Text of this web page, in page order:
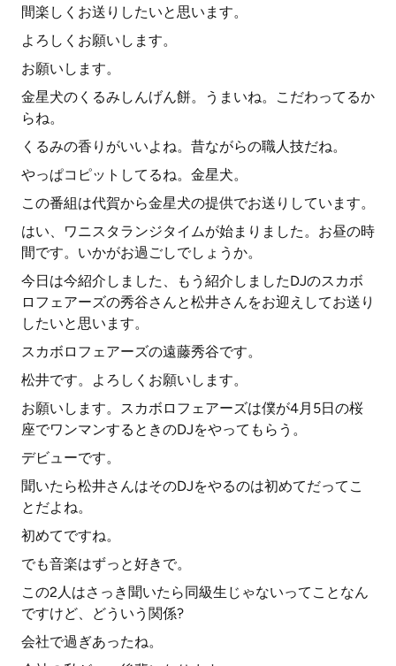
間楽しくお送りしたいと思います。
よろしくお願いします。
お願いします。
金星犬のくるみしんげん餅。うまいね。こだわってるか
らね。
くるみの香りがいいよね。昔ながらの職人技だね。
やっぱコピットしてるね。金星犬。
この番組は代賀から金星犬の提供でお送りしています。
はい、ワニスタランジタイムが始まりました。お昼の時
間です。いかがお過ごしでしょうか。
今日は今紹介しました、もう紹介しましたDJのスカボ
ロフェアーズの秀谷さんと松井さんをお迎えしてお送り
したいと思います。
スカボロフェアーズの遠藤秀谷です。
松井です。よろしくお願いします。
お願いします。スカボロフェアーズは僕が4月5日の桜
座でワンマンするときのDJをやってもらう。
デビューです。
聞いたら松井さんはそのDJをやるのは初めてだってこ
とだよね。
初めてですね。
でも音楽はずっと好きで。
この2人はさっき聞いたら同級生じゃないってことなん
ですけど、どういう関係?
会社で過ぎあったね。